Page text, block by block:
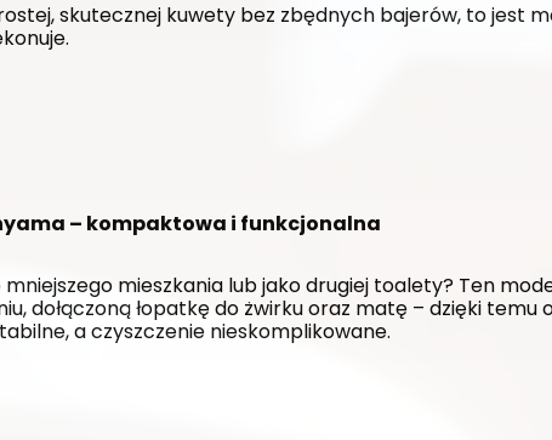
skutecznej kuwety bez zbędnych bajerów, to jest
– kompaktowa i funkcjonalna
mieszkania lub jako drugiej toalety? Ten
dołączoną łopatkę do żwirku oraz matę – dzięki temu
a czyszczenie nieskomplikowane.